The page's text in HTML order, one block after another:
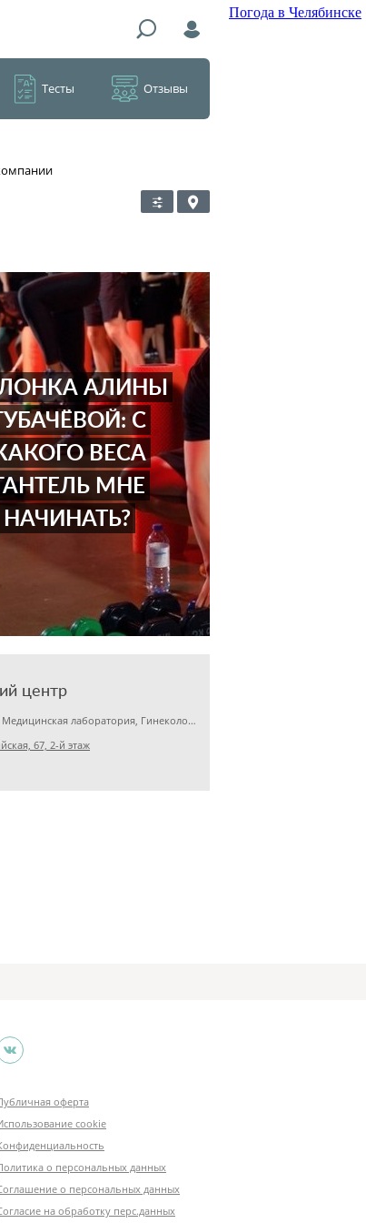
Погода в Челябинске
Тесты Отзывы
АЛИНЫ
ГУБАЧЁВОЙ: С
ВЕСА
МНЕ
НАЧИНАТЬ?
центр
Детская клиника, Медицинская лаборатория, Гинекология
67, 2-й этаж
оферта
cookie
о персональных данных
о персональных данных
на обработку перс.данных